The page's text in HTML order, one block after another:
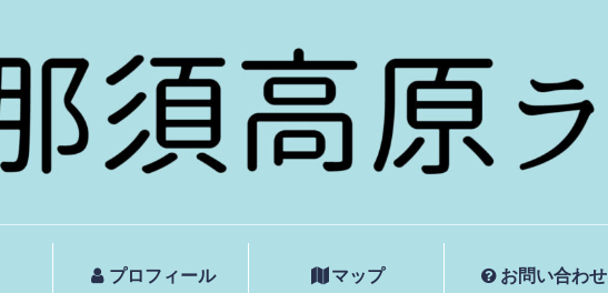
プロフィール マップ お問い合わせ